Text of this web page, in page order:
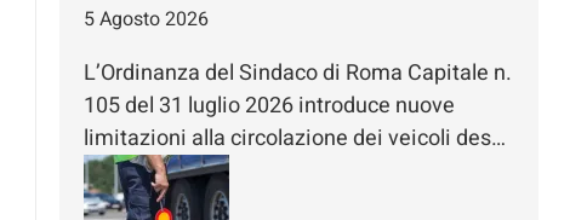
5 Agosto 2026
L’Ordinanza del Sindaco di Roma Capitale n.
105 del 31 luglio 2026 introduce nuove
limitazioni alla circolazione dei veicoli des…